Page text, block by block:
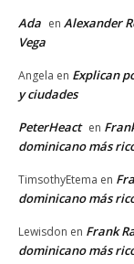
Ada en Alexander
Vega
Angela en Explican
y ciudades
PeterHeact en
dominicano más
TimsothyEtema en
dominicano más
Lewisdon en Frank
dominicano más